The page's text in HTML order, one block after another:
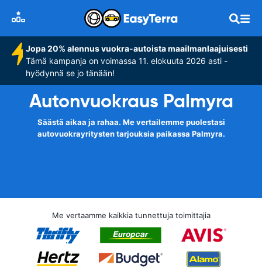
Jopa 20% alennus vuokra-autoista maailmanlaajuisesti
Tämä kampanja on voimassa 11. elokuuta 2026 asti -
hyödynnä se jo tänään!
Autonvuokraus Palmyra
Säästä aikaa ja rahaa. Me vertailemme puolestasi
autovuokrayritysten tarjouksia paikassa Palmyra.
Me vertaamme kaikkia tunnettuja toimittajia